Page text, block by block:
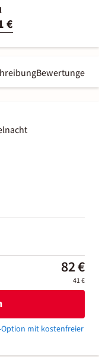
€
Bewertungen
82 €
41 €
mit kostenfreier